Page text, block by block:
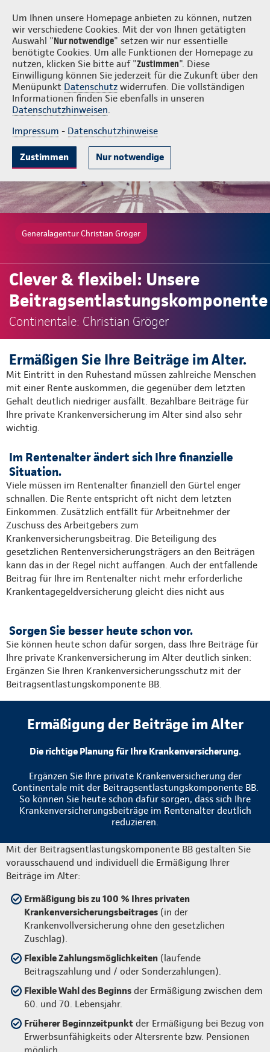
Um Ihnen unsere Homepage anbieten zu können, nutzen
wir verschiedene Cookies. Mit der von Ihnen getätigten
Auswahl "Nur notwendige" setzen wir nur essentielle
benötigte Cookies. Um alle Funktionen der Homepage zu
nutzen, klicken Sie bitte auf "Zustimmen". Diese
Einwilligung können Sie jederzeit für die Zukunft über den
Menüpunkt Datenschutz widerrufen. Die vollständigen
Informationen finden Sie ebenfalls in unseren
Datenschutzhinweisen.
Impressum - Datenschutzhinweise
Zustimmen Nur notwendige
Christian Gröger Login
Gründe Tarife & Leistungen Wissenswertes Beratung &
Generalagentur Christian Gröger
Clever & flexibel: Unsere
Beitragsentlastungskomponente
Continentale: Christian Gröger
Ermäßigen Sie Ihre Beiträge im Alter.
Mit Eintritt in den Ruhestand müssen zahlreiche Menschen
mit einer Rente auskommen, die gegenüber dem letzten
Gehalt deutlich niedriger ausfällt. Bezahlbare Beiträge für
Ihre private Krankenversicherung im Alter sind also sehr
wichtig.
Im Rentenalter ändert sich Ihre finanzielle
Situation.
Viele müssen im Rentenalter finanziell den Gürtel enger
schnallen. Die Rente entspricht oft nicht dem letzten
Einkommen. Zusätzlich entfällt für Arbeitnehmer der
Zuschuss des Arbeitgebers zum
Krankenversicherungsbeitrag. Die Beteiligung des
gesetzlichen Rentenversicherungsträgers an den Beiträgen
kann das in der Regel nicht auffangen. Auch der entfallende
Beitrag für Ihre im Rentenalter nicht mehr erforderliche
Krankentagegeldversicherung gleicht dies nicht aus
Sorgen Sie besser heute schon vor.
Sie können heute schon dafür sorgen, dass Ihre Beiträge für
Ihre private Krankenversicherung im Alter deutlich sinken:
Ergänzen Sie Ihren Krankenversicherungsschutz mit der
Beitragsentlastungskomponente BB.
Ermäßigung der Beiträge im Alter
Die richtige Planung für Ihre Krankenversicherung.
Ergänzen Sie Ihre private Krankenversicherung der
Continentale mit der Beitragsentlastungskomponente BB.
So können Sie heute schon dafür sorgen, dass sich Ihre
Krankenversicherungsbeiträge im Rentenalter deutlich
reduzieren.
Mit der Beitragsentlastungskomponente BB gestalten Sie
vorausschauend und individuell die Ermäßigung Ihrer
Beiträge im Alter:
Ermäßigung bis zu 100 % Ihres privaten
Krankenversicherungsbeitrages (in der
Krankenvollversicherung ohne den gesetzlichen
Zuschlag).
Flexible Zahlungsmöglichkeiten (laufende
Beitragszahlung und / oder Sonderzahlungen).
Flexible Wahl des Beginns der Ermäßigung zwischen dem
60. und 70. Lebensjahr.
Früherer Beginnzeitpunkt der Ermäßigung bei Bezug von
Erwerbsunfähigkeits oder Altersrente bzw. Pensionen
möglich.